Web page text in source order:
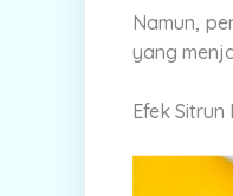
Namun,
yang
Efek Sitrun